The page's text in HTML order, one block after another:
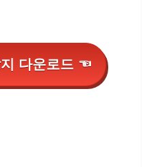
다운로드 ☜